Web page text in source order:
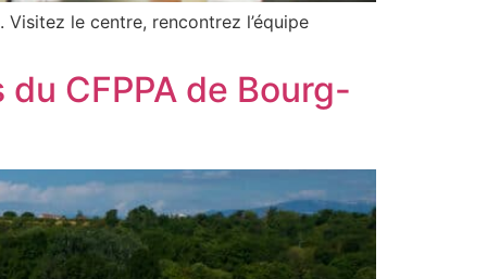
Visitez le centre, rencontrez l’équipe
CFPPA de Bourg-